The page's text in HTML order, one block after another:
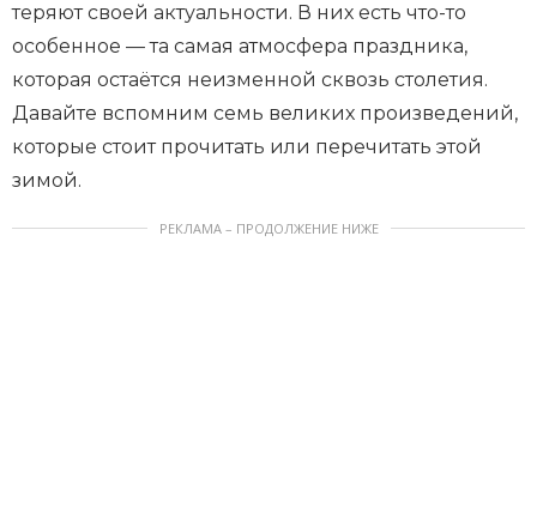
теряют своей актуальности. В них есть что-то
особенное — та самая атмосфера праздника,
которая остаётся неизменной сквозь столетия.
Давайте вспомним семь великих произведений,
которые стоит прочитать или перечитать этой
зимой.
РЕКЛАМА – ПРОДОЛЖЕНИЕ НИЖЕ